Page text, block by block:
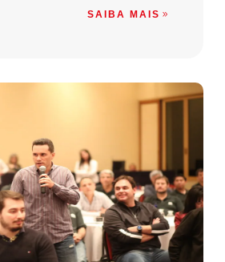
SAIBA MAIS